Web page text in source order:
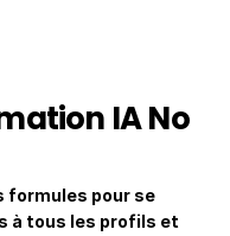
IA No
formules pour se
à tous les profils et